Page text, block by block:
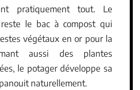
pratiquement tout. Le
le bac à compost qui
végétaux en or pour la
aussi des plantes
le potager développe sa
naturellement.